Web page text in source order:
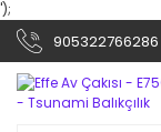
');
905322766286